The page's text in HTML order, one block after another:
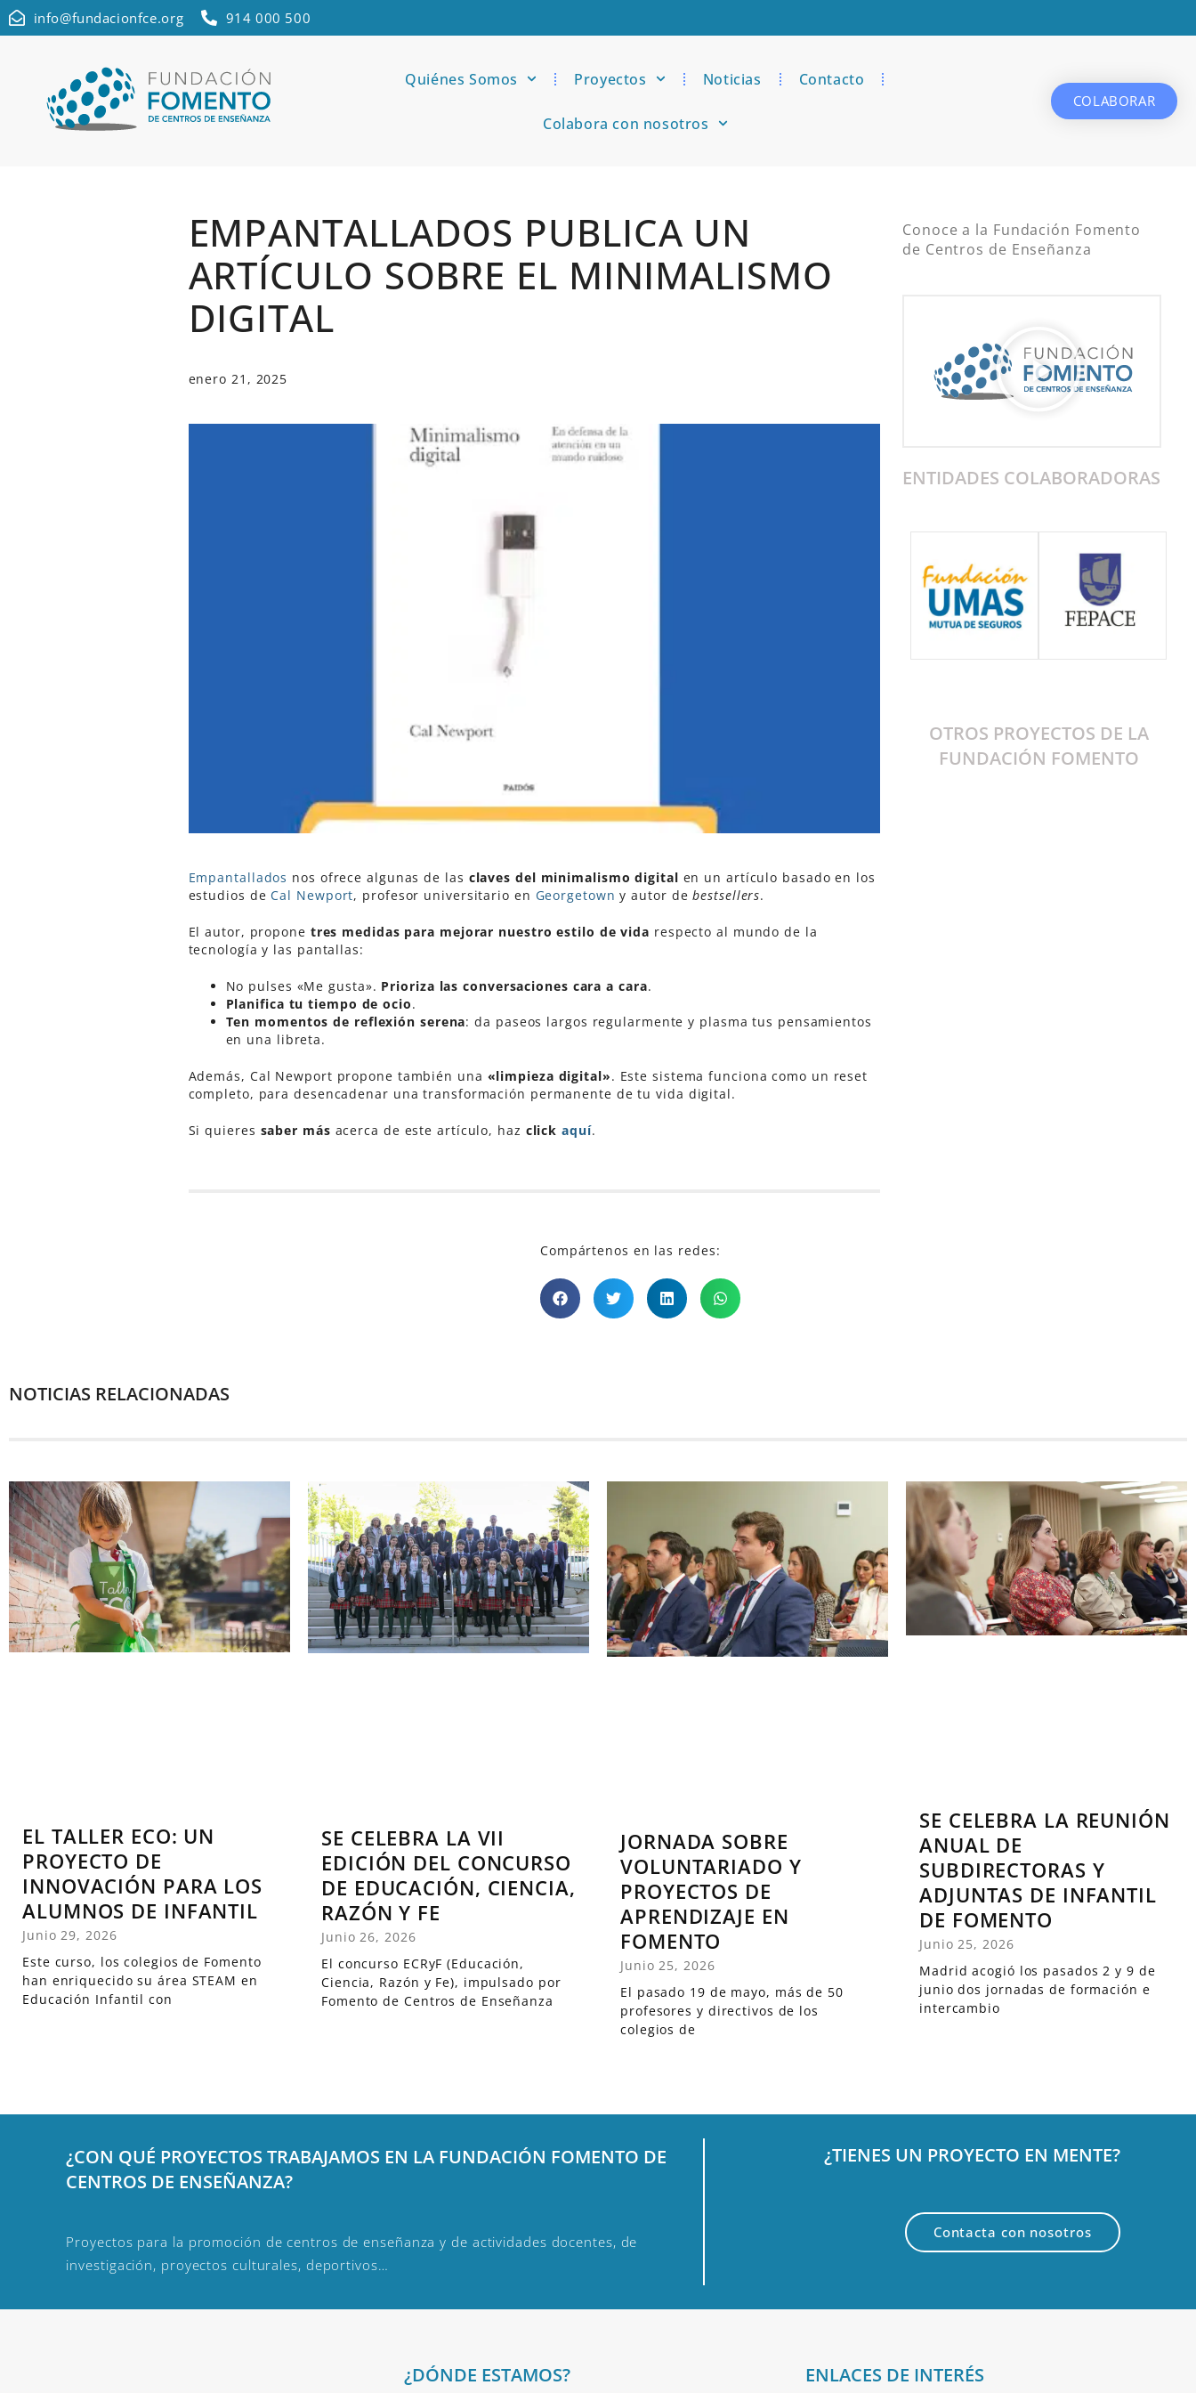
info@fundacionfce.org 914 000 500
Quiénes Somos Proyectos Noticias Contacto
Colabora con nosotros
COLABORAR
EMPANTALLADOS PUBLICA UN
ARTÍCULO SOBRE EL MINIMALISMO
DIGITAL
enero 21, 2025
Empantallados nos ofrece algunas de las claves del minimalismo digital en un artículo basado en los
estudios deCal Newport, profesor universitario en Georgetown y autor debestsellers.
El autor, propone tres medidas para mejorar nuestro estilo de vida respecto al mundo de la
tecnología y las pantallas:
No pulses «Me gusta». Prioriza las conversaciones cara a cara.
Planifica tu tiempo de ocio.
Ten momentos de reflexión serena: da paseos largos regularmente y plasma tus pensamientos
en una libreta.
Además, Cal Newport propone también una «limpieza digital». Este sistema funciona como un reset
completo, para desencadenar una transformación permanente de tu vida digital.
Si quieres saber más acerca de este artículo, haz clickaquí.
Compártenos en las redes:
Conoce a la Fundación Fomento
de Centros de Enseñanza
ENTIDADES COLABORADORAS
OTROS PROYECTOS DE LA
FUNDACIÓN FOMENTO
NOTICIAS RELACIONADAS
EL TALLER ECO: UN
PROYECTO DE
INNOVACIÓN PARA LOS
ALUMNOS DE INFANTIL
Junio 29, 2026
Este curso, los colegios de Fomento
han enriquecido su área STEAM en
Educación Infantil con
SE CELEBRA LA VII
EDICIÓN DEL CONCURSO
DE EDUCACIÓN, CIENCIA,
RAZÓN Y FE
Junio 26, 2026
El concurso ECRyF (Educación,
Ciencia, Razón y Fe), impulsado por
Fomento de Centros de Enseñanza
JORNADA SOBRE
VOLUNTARIADO Y
PROYECTOS DE
APRENDIZAJE EN
FOMENTO
Junio 25, 2026
El pasado 19 de mayo, más de 50
profesores y directivos de los
colegios de
SE CELEBRA LA REUNIÓN
ANUAL DE
SUBDIRECTORAS Y
ADJUNTAS DE INFANTIL
DE FOMENTO
Junio 25, 2026
Madrid acogió los pasados 2 y 9 de
junio dos jornadas de formación e
intercambio
¿CON QUÉ PROYECTOS TRABAJAMOS EN LA FUNDACIÓN FOMENTO DE
CENTROS DE ENSEÑANZA?
Proyectos para la promoción de centros de enseñanza y de actividades docentes, de
investigación, proyectos culturales, deportivos…
¿TIENES UN PROYECTO EN MENTE?
Contacta con nosotros
¿DÓNDE ESTAMOS? ENLACES DE INTERÉS